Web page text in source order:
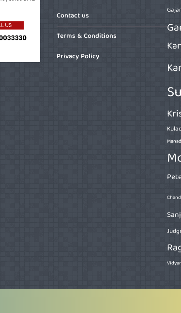
Contact us
Terms & Conditions
Privacy Policy